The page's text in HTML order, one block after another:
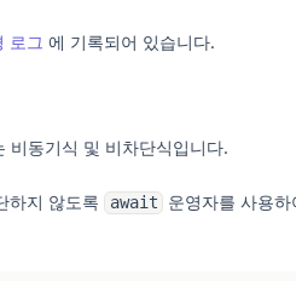
로그 에 기록되어 있습니다.
비동기식 및 비차단식입니다.
하지 않도록 await
운영자를 사용하